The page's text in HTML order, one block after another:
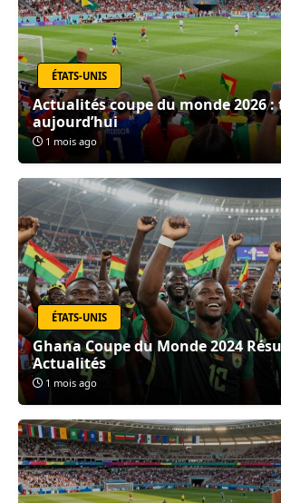
ÉTATS-UNIS
Actualités coupe du monde 2026
aujourd’hui
1 mois ago
ÉTATS-UNIS
Ghana Coupe du Monde 2024
Actualités
1 mois ago